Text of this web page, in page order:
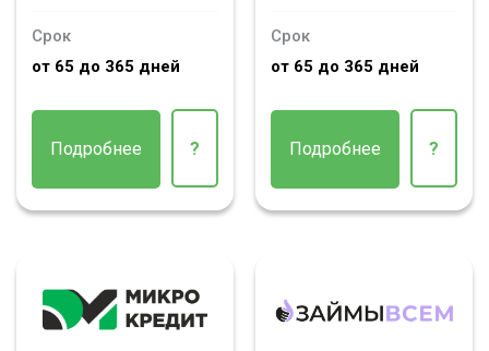
Срок
от 65 до 365 дней
Подробнее ?
Срок
от 65 до 365 дней
Подробнее ?